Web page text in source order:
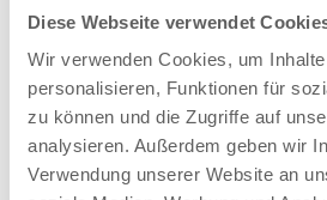
Diese Webseite verwendet
Wir verwenden Cookies, um
personalisieren, Funktionen für
zu können und die Zugriffe auf
analysieren. Außerdem geben wir
Verwendung unserer Website an
oder zur Reinigung
Händen Ihres Babys.